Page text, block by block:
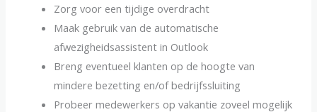
Zorg voor een tijdige overdracht
Maak gebruik van de automatische
afwezigheidsassistent in Outlook
Breng eventueel klanten op de hoogte van
mindere bezetting en/of bedrijfssluiting
Probeer medewerkers op vakantie zoveel mogelijk